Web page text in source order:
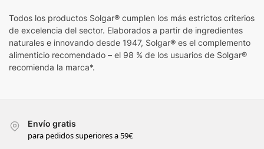
Todos los productos Solgar® cumplen los más estrictos criterios
de excelencia del sector. Elaborados a partir de ingredientes
naturales e innovando desde 1947, Solgar® es el complemento
alimenticio recomendado – el 98 % de los usuarios de Solgar®
recomienda la marca*.
Envío gratis
para pedidos superiores a 59€